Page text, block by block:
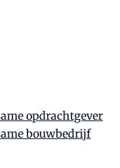
opdrachtgever
bouwbedrijf